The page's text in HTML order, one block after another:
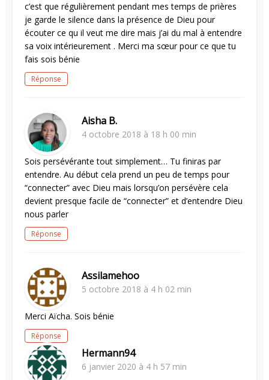
c’est que régulièrement pendant mes temps de prières
je garde le silence dans la présence de Dieu pour
écouter ce qu il veut me dire mais j’ai du mal à entendre
sa voix intérieurement . Merci ma sœur pour ce que tu
fais sois bénie
Réponse
Aisha B.
4 octobre 2018 à 18 h 00 min
Sois persévérante tout simplement… Tu finiras par
entendre. Au début cela prend un peu de temps pour
“connecter” avec Dieu mais lorsqu’on persévère cela
devient presque facile de “connecter” et d’entendre Dieu
nous parler
Réponse
Assilamehoo
5 octobre 2018 à 4 h 02 min
Merci Aïcha. Sois bénie
Réponse
Hermann94
6 janvier 2020 à 4 h 57 min